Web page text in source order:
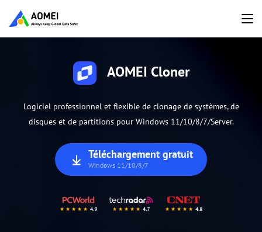
AOMEI Cloner
Logiciel professionnel et flexible de clonage de systèmes, de
disques et de partitions pour Windows 11/10/8/7/Server.
Téléchargement gratuit
Windows 11/10/8/7